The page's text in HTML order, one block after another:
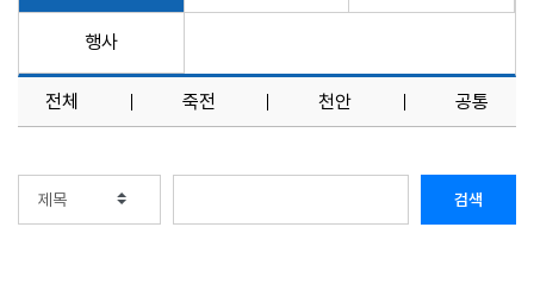
행사
전체 죽전 천안 공통
검색